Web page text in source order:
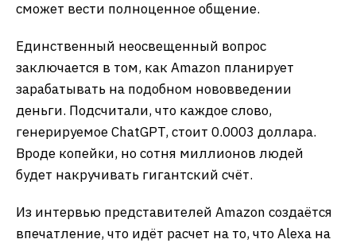
сможет вести полноценное общение.
Единственный неосвещенный вопрос
заключается в том, как Amazon планирует
зарабатывать на подобном нововведении
деньги. Подсчитали, что каждое слово,
генерируемое ChatGPT, стоит 0.0003 доллара.
Вроде копейки, но сотня миллионов людей
будет накручивать гигантский счёт.
Из интервью представителей Amazon создаётся
впечатление, что идёт расчет на то, что Alexa на